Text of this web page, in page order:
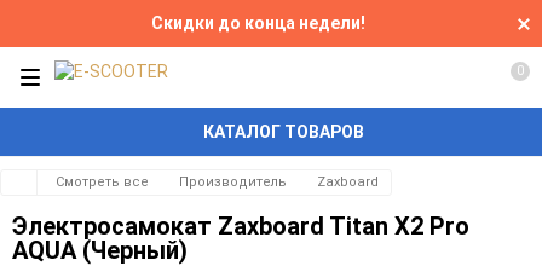
Скидки до конца недели!
КАТАЛОГ ТОВАРОВ
0
Смотреть все Производитель Zaxboard
Электросамокат Zaxboard Titan X2 Pro
AQUA (Черный)